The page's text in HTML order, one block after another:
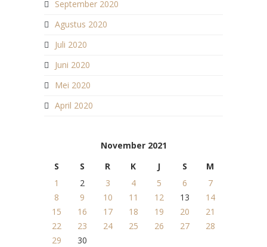
September 2020
Agustus 2020
Juli 2020
Juni 2020
Mei 2020
April 2020
November 2021
S
S R K J S
M
1
2 3 4 5 6
7
8
9 10 11 12 13
14
15
16 17 18 19 20
21
22
23 24 25 26 27
28
29
30